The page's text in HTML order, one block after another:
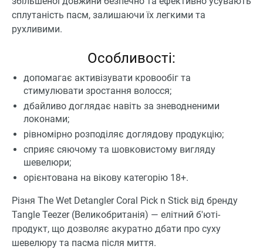
сплутаність пасм, залишаючи їх легкими та
рухливими.
Особливості:
допомагає активізувати кровообіг та
стимулювати зростання волосся;
дбайливо доглядає навіть за зневодненими
локонами;
рівномірно розподіляє доглядову продукцію;
сприяє сяючому та шовковистому вигляду
шевелюри;
орієнтована на вікову категорію 18+.
Різня The Wet Detangler Coral Pick n Stick від бренду
Tangle Teezer (Великобританія) ― елітний б'юті-
продукт, що дозволяє акуратно дбати про суху
шевелюру та пасма після миття.